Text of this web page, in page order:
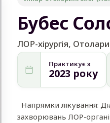
Бубес
ЛОР-хірургія,
Практикує з
2023 року
Напрямки лікування:
захворювань ЛОР-